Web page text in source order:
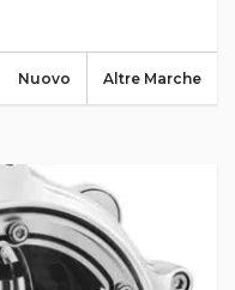
Altre Marche
Nuovo